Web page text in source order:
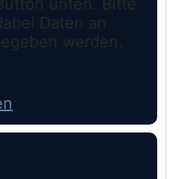
unten. Bitte
Daten an
werden.